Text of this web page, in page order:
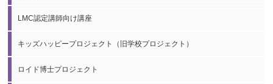
LMC認定講師向け講座
キッズハッピープロジェクト（旧学校プロジェクト）
ロイド博士プロジェクト